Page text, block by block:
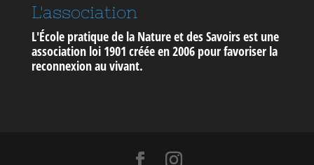
L'association
L'École pratique de la Nature et des Savoirs est une
association loi 1901 créée en 2006 pourfavoriser la
reconnexion au vivant.